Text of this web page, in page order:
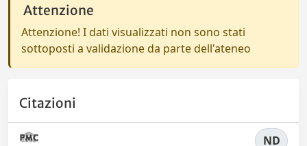
Attenzione
Attenzione! I dati visualizzati non sono stati
sottoposti a validazione da parte dell'ateneo
Citazioni
ND